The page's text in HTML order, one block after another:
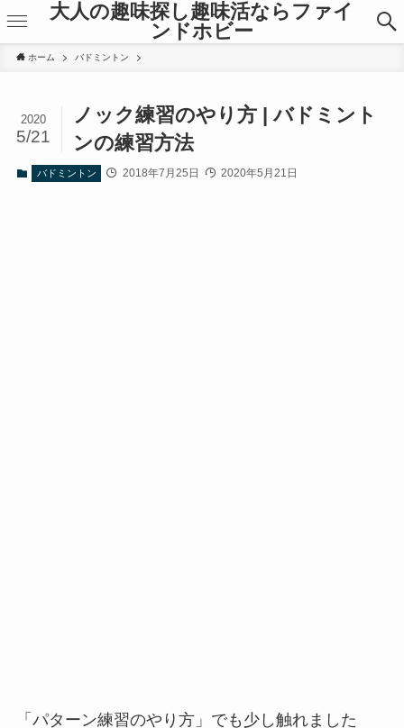
大人の趣味探し趣味活ならファイ
ンドホビー
ホーム バドミントン
ノック練習のやり方 | バドミント
ンの練習方法
2020
5/21
バドミントン 2018年7月25日 2020年5月21日
「パターン練習のやり方」でも少し触れました